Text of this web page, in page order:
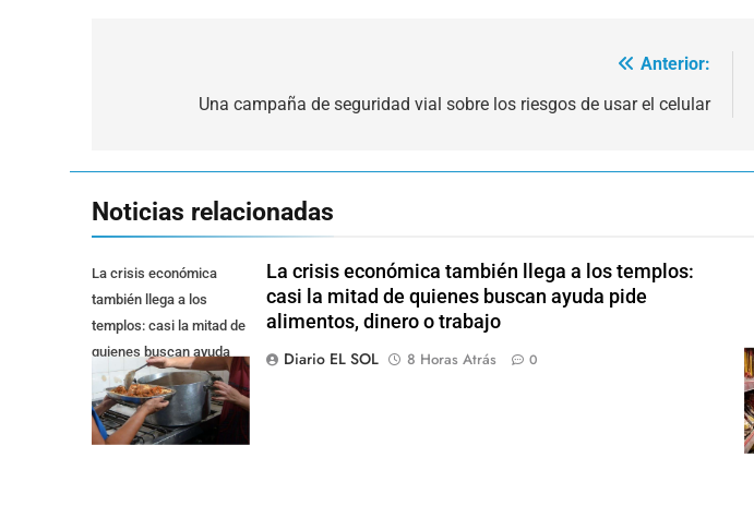
Anterior:
Una campaña de seguridad vial sobre los riesgos de usar el celular
Noticias relacionadas
La crisis económica
también llega a los
templos: casi la mitad de
quienes buscan ayuda
pide alimentos, dinero o
trabajo
La crisis económica también llega a los templos:
casi la mitad de quienes buscan ayuda pide
alimentos, dinero o trabajo
Diario EL SOL
8 Horas Atrás 0